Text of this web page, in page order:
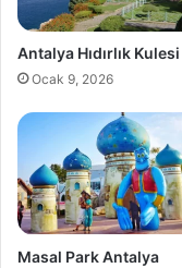
a
e
t
e
i
Antalya Hıdırlık Kulesi
Ocak 9, 2026
Masal Park Antalya